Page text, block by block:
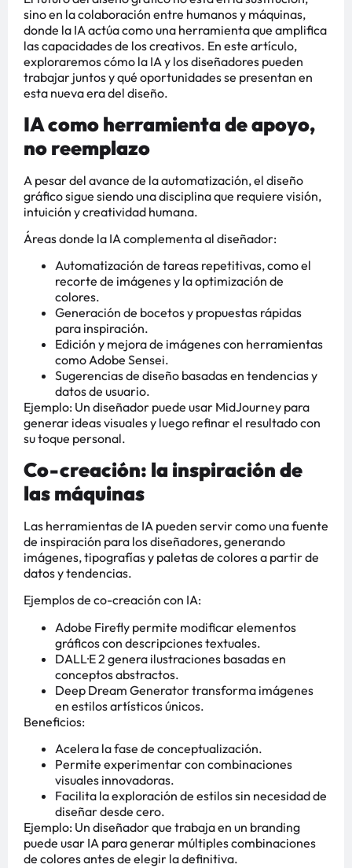
sino en la colaboración entre humanos y máquinas,
donde la IA actúa como una herramienta que amplifica
las capacidades de los creativos. En este artículo,
exploraremos cómo la IA y los diseñadores pueden
trabajar juntos y qué oportunidades se presentan en
esta nueva era del diseño.
IA como herramienta de apoyo,
no reemplazo
A pesar del avance de la automatización, el diseño
gráfico sigue siendo una disciplina que requiere visión,
intuición y creatividad humana.
Áreas donde la IA complementa al diseñador:
Automatización de tareas repetitivas, como el
recorte de imágenes y la optimización de
colores.
Generación de bocetos y propuestas rápidas
para inspiración.
Edición y mejora de imágenes con herramientas
como Adobe Sensei.
Sugerencias de diseño basadas en tendencias y
datos de usuario.
Ejemplo: Un diseñador puede usar MidJourney para
generar ideas visuales y luego refinar el resultado con
su toque personal.
Co-creación: la inspiración de
las máquinas
Las herramientas de IA pueden servir como una fuente
de inspiración para los diseñadores, generando
imágenes, tipografías y paletas de colores a partir de
datos y tendencias.
Ejemplos de co-creación con IA:
Adobe Firefly permite modificar elementos
gráficos con descripciones textuales.
DALL·E 2 genera ilustraciones basadas en
conceptos abstractos.
Deep Dream Generator transforma imágenes
en estilos artísticos únicos.
Beneficios:
Acelera la fase de conceptualización.
Permite experimentar con combinaciones
visuales innovadoras.
Facilita la exploración de estilos sin necesidad de
diseñar desde cero.
Ejemplo: Un diseñador que trabaja en un branding
puede usar IA para generar múltiples combinaciones
de colores antes de elegir la definitiva.